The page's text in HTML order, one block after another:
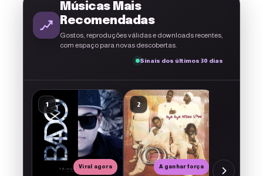
Músicas Mais
Recomendadas
Gostos, reproduções válidas e downloads recentes,
com espaço para novas descobertas.
Sinais dos últimos 30 dias
1
Viral agora
2
A ganhar força
inline-